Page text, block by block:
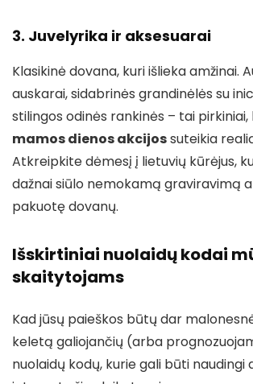
3. Juvelyrika ir aksesuarai
Klasikinė dovana, kuri išlieka amžinai.
auskarai, sidabrinės grandinėlės su
stilingos odinės rankinės – tai pirkiniai,
mamos dienos akcijossuteikia
Atkreipkite dėmesį į lietuvių kūrėjus,
dažnai siūlo nemokamą graviravimą
pakuotę dovanų.
Išskirtiniai nuolaidų kodai
skaitytojams
Kad jūsų paieškos būtų dar
keletą galiojančių (arba
nuolaidų kodų, kurie gali būti naudingi